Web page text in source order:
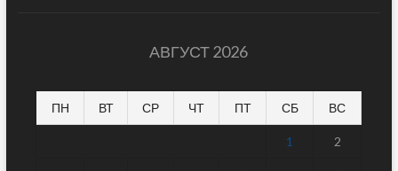
АВГУСТ 2026
ПН ВТ СР ЧТ ПТ СБ ВС
1 2